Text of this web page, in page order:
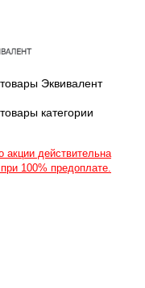
Эквивалент
категории
акции действительна
100% предоплате.